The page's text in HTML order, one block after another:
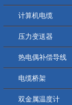
计算机电缆
压力变送器
热电偶补偿导线
电缆桥架
双金属温度计